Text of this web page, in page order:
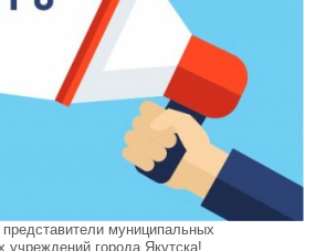
муниципальных
учреждений города Якутска!